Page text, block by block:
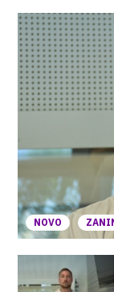
NOVO